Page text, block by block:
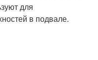
для
в подвале.